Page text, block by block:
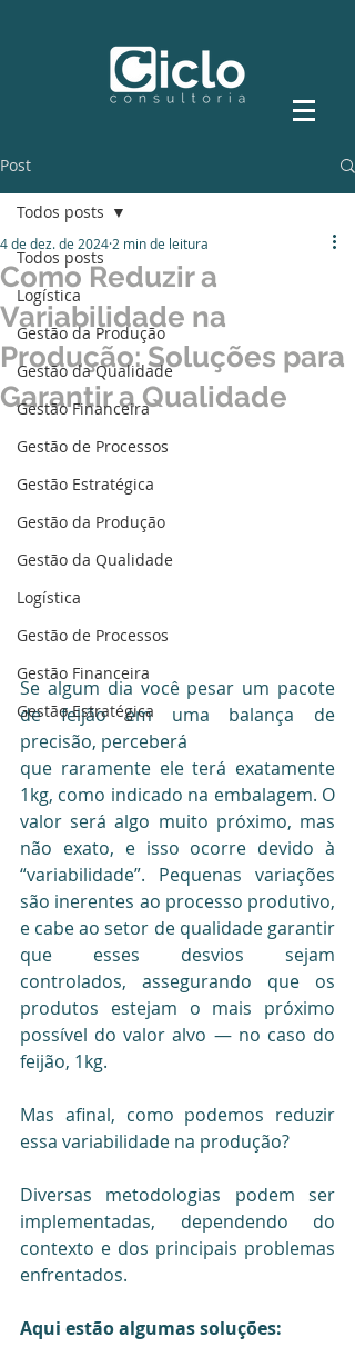
Post
Todos posts
Logística
Gestão da Produção
Gestão da Qualidade
Gestão Financeira
Gestão de Processos
Gestão Estratégica
Gestão da Produção
Gestão da Qualidade
Logística
Gestão de Processos
Gestão Financeira
Gestão Estratégica
Todos posts
Como Reduzir a
Variabilidade na
Produção: Soluções para
Garantir a Qualidade
4 de dez. de 2024 2 min de leitura
Se algum dia você pesar um pacote
de feijão em uma balança de
precisão, perceberá
que raramente ele terá exatamente
1kg, como indicado na embalagem. O
valor será algo muito próximo, mas
não exato, e isso ocorre devido à
“variabilidade”. Pequenas variações
são inerentes ao processo produtivo,
e cabe ao setor de qualidade garantir
que esses desvios sejam
controlados, assegurando que os
produtos estejam o mais próximo
possível do valor alvo — no caso do
feijão, 1kg.
Mas afinal, como podemos reduzir
essa variabilidade na produção?
Diversas metodologias podem ser
implementadas, dependendo do
contexto e dos principais problemas
enfrentados.
Aqui estão algumas soluções: